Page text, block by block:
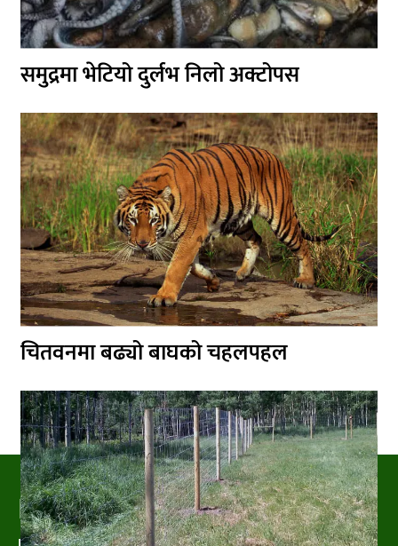
समुद्रमा भेटियो दुर्लभ निलो अक्टोपस
चितवनमा बढ्यो बाघको चहलपहल
PRAKRITIPRESS